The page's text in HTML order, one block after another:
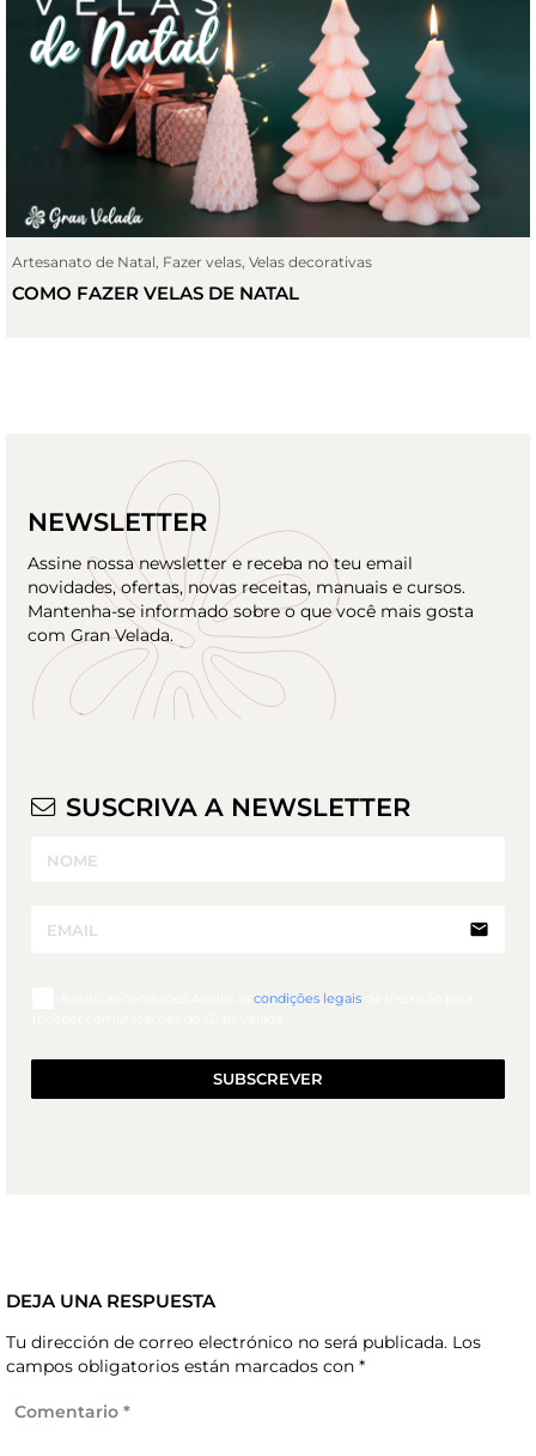
Artesanato de Natal, Fazer velas, Velas decorativas
COMO FAZER VELAS DE NATAL
NEWSLETTER
Assine nossa newsletter e receba no teu email
novidades, ofertas, novas receitas, manuais e cursos.
Mantenha-se informado sobre o que você mais gosta
com Gran Velada.
SUSCRIVA A NEWSLETTER
email
condições legais
SUBSCREVER
DEJA UNA RESPUESTA
Tu dirección de correo electrónico no será publicada. Los
campos obligatorios están marcados con *